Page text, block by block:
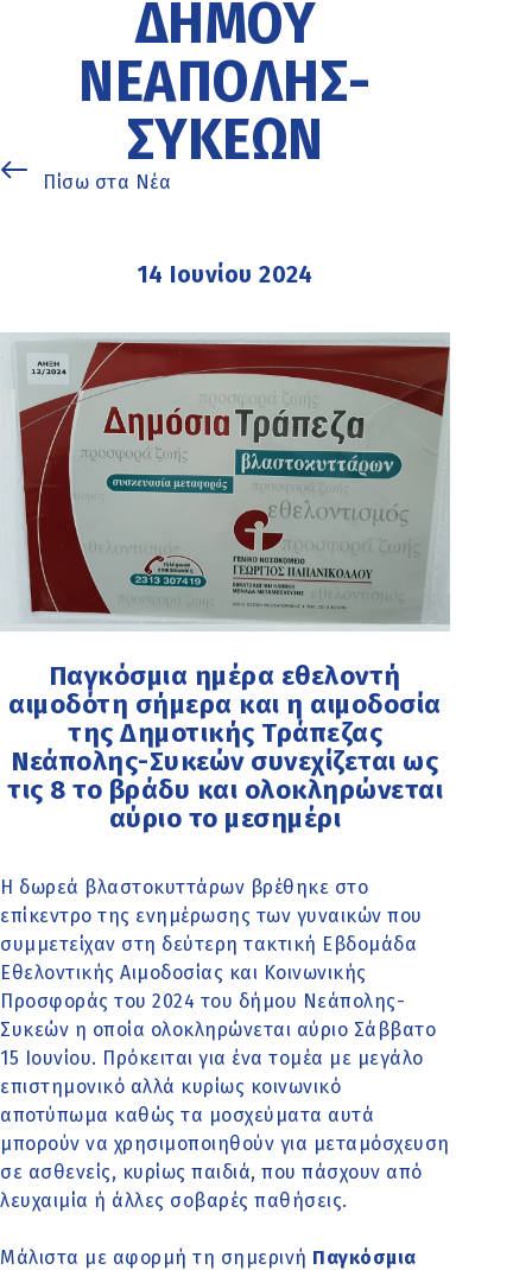
ΔΉΜΟΥ
ΝΕΆΠΟΛΗΣ-
ΣΥΚΕΏΝ
Πίσω στα Νέα
14 Ιουνίου 2024
Παγκόσμια ημέρα εθελοντή
αιμοδότη σήμερα και η αιμοδοσία
της Δημοτικής Τράπεζας
Νεάπολης-Συκεών συνεχίζεται ως
τις 8 το βράδυ και ολοκληρώνεται
αύριο το μεσημέρι
Η δωρεά βλαστοκυττάρων βρέθηκε στο
επίκεντρο της ενημέρωσης των γυναικών που
συμμετείχαν στη δεύτερη τακτική Εβδομάδα
Εθελοντικής Αιμοδοσίας και Κοινωνικής
Προσφοράς του 2024 του δήμου Νεάπολης-
Συκεών η οποία ολοκληρώνεται αύριο Σάββατο
15 Ιουνίου. Πρόκειται για ένα τομέα με μεγάλο
επιστημονικό αλλά κυρίως κοινωνικό
αποτύπωμα καθώς τα μοσχεύματα αυτά
μπορούν να χρησιμοποιηθούν για μεταμόσχευση
σε ασθενείς, κυρίως παιδιά, που πάσχουν από
λευχαιμία ή άλλες σοβαρές παθήσεις.
Μάλιστα με αφορμή τη σημερινή Παγκόσμια